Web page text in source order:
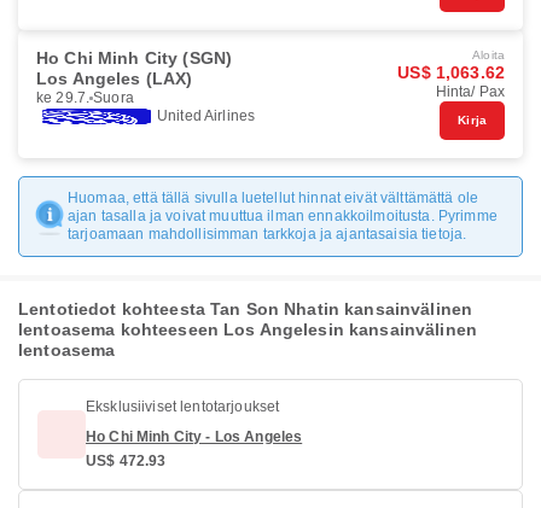
Ho Chi Minh City (SGN)
Los Angeles (LAX)
ke 29.7. Suora
United Airlines
Aloita
US$ 1,063.62
Hinta/ Pax
Kirja
Huomaa, että tällä sivulla luetellut hinnat eivät välttämättä ole
ajan tasalla ja voivat muuttua ilman ennakkoilmoitusta. Pyrimme
tarjoamaan mahdollisimman tarkkoja ja ajantasaisia tietoja.
Lentotiedot kohteesta Tan Son Nhatin kansainvälinen
lentoasema kohteeseen Los Angelesin kansainvälinen
lentoasema
Eksklusiiviset lentotarjoukset
Ho Chi Minh City - Los Angeles
US$ 472.93